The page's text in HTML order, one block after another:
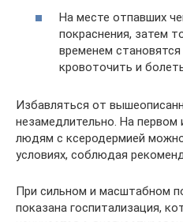
На месте отпавших
покраснения, затем
временем
кровоточить и
Избавляться от
незамедлительно. На первом
людям с ксеродермией
условиях, соблюдая
При сильном и масштабном
показана госпитализация,